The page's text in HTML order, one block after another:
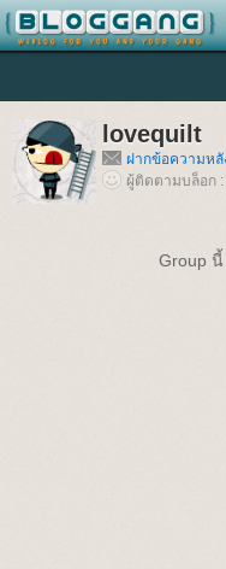
lovequilt
ฝากข้อความหลั
ผู้ติดตามบล็อก
Group นี้